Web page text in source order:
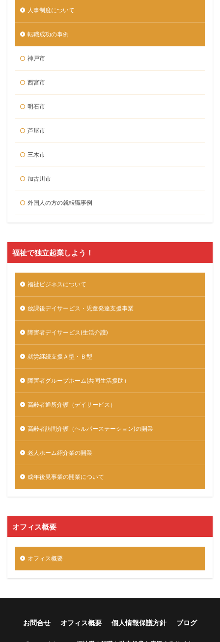
人事制度について
転職成功の事例
神戸市
西宮市
明石市
芦屋市
三木市
加古川市
外国人の方の就転職事例
福祉で独立起業しよう！
福祉ビジネスについて
放課後デイサービス・児童発達支援事業
障害者デイサービス(生活介護)
就労継続支援Ａ型・Ｂ型
障害者グループホーム(共同生活援助）
高齢者通所介護（デイサービス）
高齢者訪問介護（ヘルパーステーション)の開業
老人ホーム紹介業の開業
成年後見事業の開業について
オフィス概要
オフィス概要
お問合せ オフィス概要 個人情報保護方針 ブログ